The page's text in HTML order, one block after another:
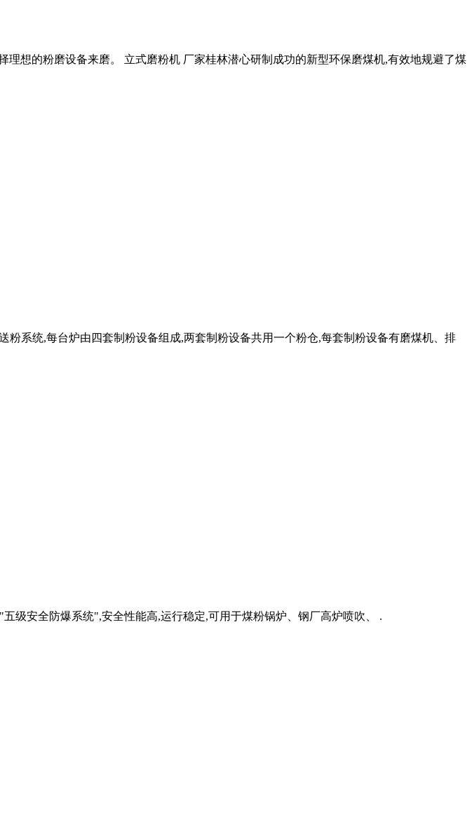
想的粉磨设备来磨。 立式磨粉机 厂家桂林潜心研制成功的新型环保磨煤机,有效地规避了煤
系统,每台炉由四套制粉设备组成,两套制粉设备共用一个粉仓,每套制粉设备有磨煤机、排
级安全防爆系统",安全性能高,运行稳定,可用于煤粉锅炉、钢厂高炉喷吹、 .